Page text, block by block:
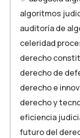
algoritmos
auditoría de
celeridad
derecho
derecho de
derecho e
derecho y
eficiencia
futuro del